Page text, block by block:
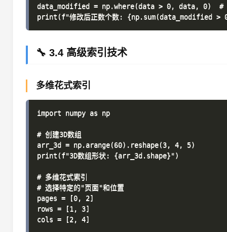
data_modified = np.where(data > 0, data, 0)  #
🔧 3.4 高级索引技术
多维花式索引
import numpy as np
# 创建3D数组
arr_3d = np.arange(60).reshape(3, 4, 5)
print(f"3D数组形状: {arr_3d.shape}")
# 多维花式索引
# 选择特定的"页面"和位置
pages = [0, 2]
rows = [1, 3]
cols = [2, 4]